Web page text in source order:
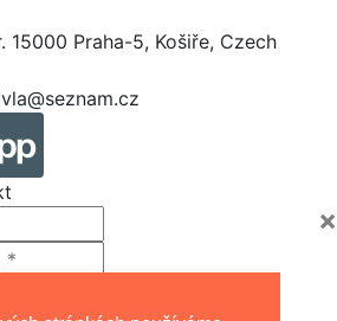
15000 Praha-5, Košiře, Czech
×